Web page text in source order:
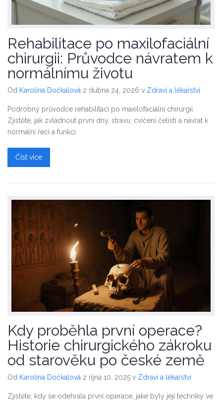
Rehabilitace po maxilofaciální
chirurgii: Průvodce návratem k
normálnímu životu
Od Karolína Dočkalová z dubna 24, 2026 v Zdraví a lékařství
Podrobný průvodce rehabilitací po maxilofaciální chirurgii.
Zjistěte, jak zvládnout první dny, stravu, cvičení čelistí a návrat k
normální řeči a funkci.
Číst více
Kdy proběhla první operace?
Historie chirurgického zákroku
od starověku po české země
Od Karolína Dočkalová z října 10, 2025 v Zdraví a lékařství
Zjistěte, kdy se odehrála první operace, jaké byly její techniky ve